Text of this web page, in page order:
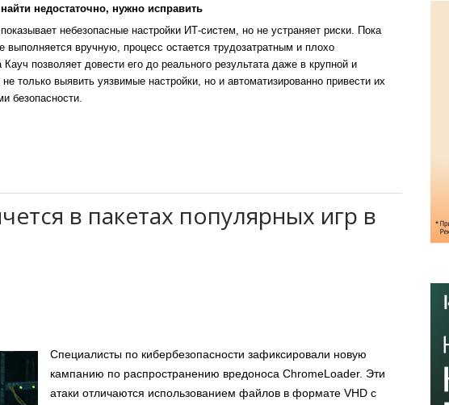
недостаточно, нужно исправить
небезопасные настройки ИТ-систем, но не устраняет риски. Пока
выполняется вручную, процесс остается трудозатратным и плохо
позволяет довести его до реального результата даже в крупной и
только выявить уязвимые настройки, но и автоматизированно привести их
безопасности.
в пакетах популярных игр в
Специалисты по кибербезопасности зафиксировали новую
кампанию по распространению вредоноса ChromeLoader. Эти
атаки отличаются использованием файлов в формате VHD с